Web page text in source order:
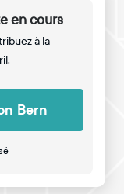
en cours
à la
Bern